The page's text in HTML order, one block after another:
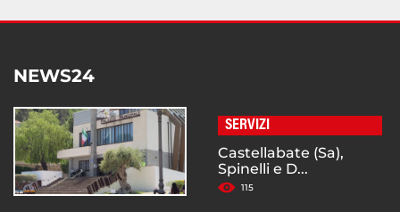
NEWS24
SERVIZI
Castellabate (Sa),
Spinelli e D...
115